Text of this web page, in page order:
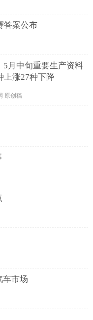
答案公布
5月中旬重要生产资料
上涨27种下降
原创稿
车市场